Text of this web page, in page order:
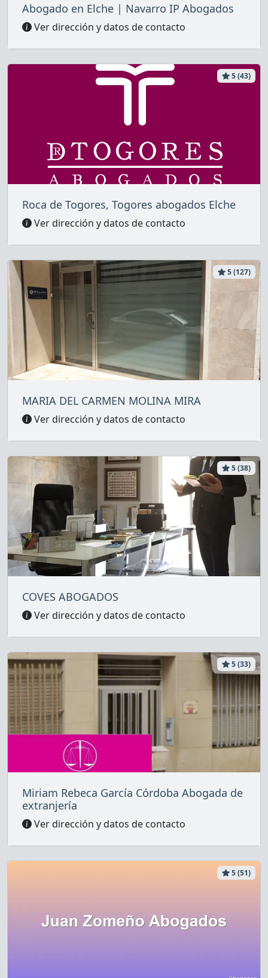
Abogado en Elche | Navarro IP Abogados
Ver dirección y datos de contacto
5 (43)
Roca de Togores, Togores abogados Elche
Ver dirección y datos de contacto
5 (127)
MARIA DEL CARMEN MOLINA MIRA
Ver dirección y datos de contacto
5 (38)
COVES ABOGADOS
Ver dirección y datos de contacto
5 (33)
Miriam Rebeca García Córdoba Abogada de
extranjería
Ver dirección y datos de contacto
5 (51)